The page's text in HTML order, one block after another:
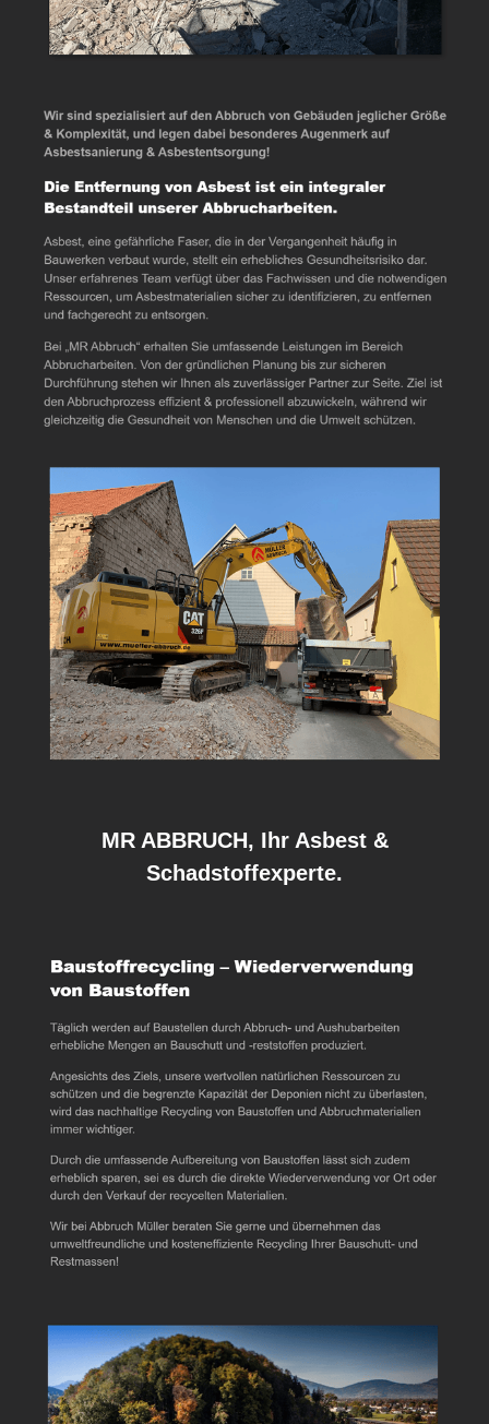
MR ABBRUCH, Ihr Asbest &
Schadstoffexperte.